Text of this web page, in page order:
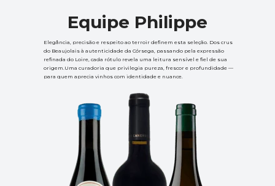
Equipe Philippe
Elegância, precisão e respeito ao terroir definem esta seleção. Dos crus
do Beaujolais à autenticidade da Córsega, passando pela expressão
refinada do Loire, cada rótulo revela uma leitura sensível e fiel de sua
origem.Uma curadoria que privilegia pureza, frescor e profundidade —
para quem aprecia vinhos com identidade e nuance.